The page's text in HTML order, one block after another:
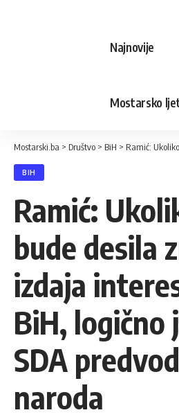
Najnovije
Mostarsko
Mostarski.ba > Društvo > BiH > Ramić: Ukoliko se bude desila
BIH
Ramić:
bude desila
izdaja
BiH, logično
SDA
naroda